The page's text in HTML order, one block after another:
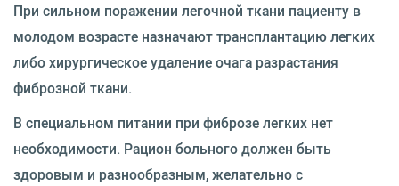
При сильном поражении легочной ткани пациенту в
молодом возрасте назначают трансплантацию легких
либо хирургическое удаление очага разрастания
фиброзной ткани.
В специальном питании при фиброзе легких нет
необходимости. Рацион больного должен быть
здоровым и разнообразным, желательно с